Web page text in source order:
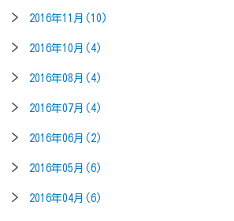
2016年11月(10)
2016年10月(4)
2016年08月(4)
2016年07月(4)
2016年06月(2)
2016年05月(6)
2016年04月(6)